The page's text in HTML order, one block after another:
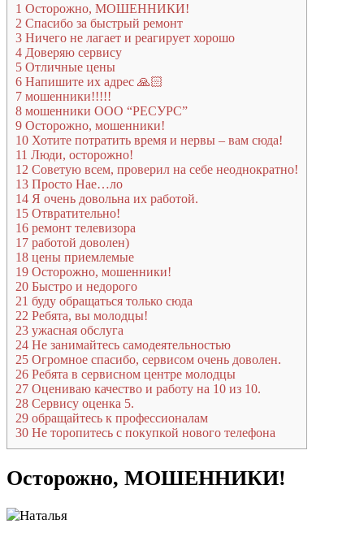
1 Осторожно, МОШЕННИКИ!
2 Спасибо за быстрый ремонт
3 Ничего не лагает и реагирует хорошо
4 Доверяю сервису
5 Отличные цены
6 Напишите их адрес 🙏🏻
7 мошенники!!!!!
8 мошенники ООО “РЕСУРС”
9 Осторожно, мошенники!
10 Хотите потратить время и нервы – вам сюда!
11 Люди, осторожно!
12 Советую всем, проверил на себе неоднократно!
13 Просто Нае…ло
14 Я очень довольна их работой.
15 Отвратительно!
16 ремонт телевизора
17 работой доволен)
18 цены приемлемые
19 Осторожно, мошенники!
20 Быстро и недорого
21 буду обращаться только сюда
22 Ребята, вы молодцы!
23 ужасная обслуга
24 Не занимайтесь самодеятельностью
25 Огромное спасибо, сервисом очень доволен.
26 Ребята в сервисном центре молодцы
27 Оцениваю качество и работу на 10 из 10.
28 Сервису оценка 5.
29 обращайтесь к профессионалам
30 Не торопитесь с покупкой нового телефона
Осторожно, МОШЕННИКИ!